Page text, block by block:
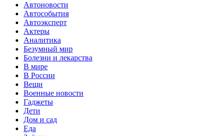
Автоновости
Автособытия
Автоэксперт
Актеры
Аналитика
Безумный мир
Болезни и лекарства
В мире
В России
Вещи
Военные новости
Гаджеты
Дети
Дом и сад
Еда